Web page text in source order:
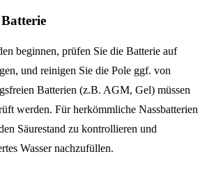
beginnen, prüfen Sie die Batterie auf
und reinigen Sie die Pole ggf. von
Batterien (z.B. AGM, Gel) müssen
werden. Für herkömmliche Nassbatterien
Säurestand zu kontrollieren und
Wasser nachzufüllen.